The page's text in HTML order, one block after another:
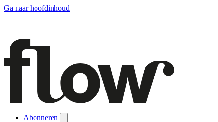
Ga naar hoofdinhoud
Abonneren